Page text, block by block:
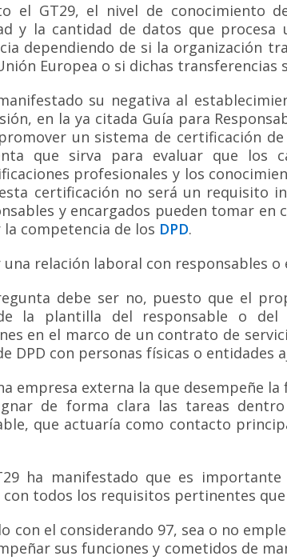
el GT29, el nivel de conocimiento
y la cantidad de datos que procesa
dependiendo de si la organización
Europea o si dichas transferencias
su negativa al
en la ya citada Guía para
un sistema de certificación
que sirva para evaluar que los
profesionales y los
certificación no será un requisito
y encargados pueden tomar en
competencia de los DPD.
una relación laboral con responsables o
debe ser no, puesto que el
la plantilla del responsable o del
en el marco de un contrato de
DPD con personas físicas o entidades
empresa externa la que desempeñe
de forma clara las tareas
que actuaría como contacto
ha manifestado que es
todos los requisitos pertinentes que
con el considerando 97, sea o no
sus funciones y cometidos de